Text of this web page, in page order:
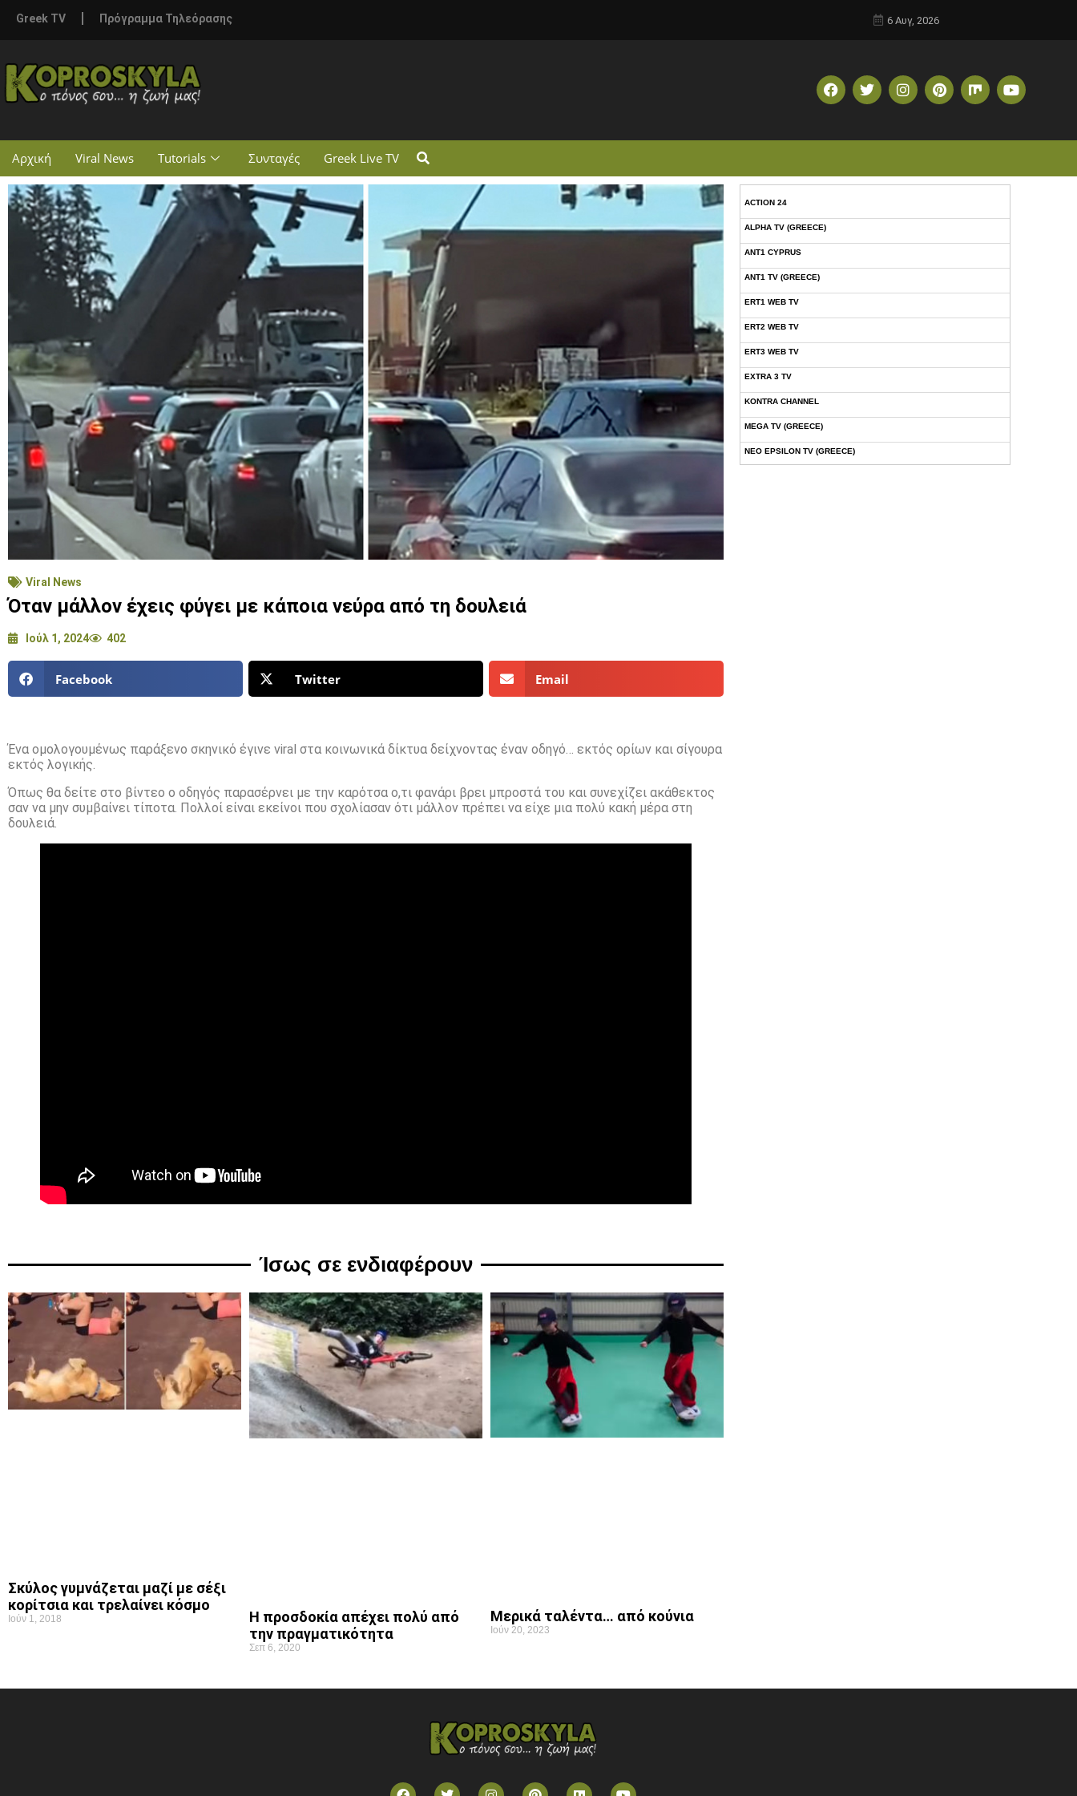
Greek TV Πρόγραμμα Τηλεόρασης 6 Αυγ, 2026
Αρχική Viral News Tutorials Συνταγές Greek Live TV
Viral News
Όταν μάλλον έχεις φύγει με κάποια νεύρα από τη δουλειά
Ιούλ 1, 2024 402
Facebook Twitter Email
Ένα ομολογουμένως παράξενο σκηνικό έγινε viral στα κοινωνικά δίκτυα δείχνοντας έναν οδηγό… εκτός ορίων και σίγουρα
εκτός λογικής.
Όπως θα δείτε στο βίντεο ο οδηγός παρασέρνει με την καρότσα ο,τι φανάρι βρει μπροστά του και συνεχίζει ακάθεκτος
σαν να μην συμβαίνει τίποτα. Πολλοί είναι εκείνοι που σχολίασαν ότι μάλλον πρέπει να είχε μια πολύ κακή μέρα στη
δουλειά.
Ίσως σε ενδιαφέρουν
Σκύλος γυμνάζεται μαζί με σέξι
κορίτσια και τρελαίνει κόσμο
Ιούν 1, 2018
Η προσδοκία απέχει πολύ από
την πραγματικότητα
Σεπ 6, 2020
Μερικά ταλέντα… από κούνια
Ιούν 20, 2023
ACTION 24
ALPHA TV (GREECE)
ANT1 CYPRUS
ANT1 TV (GREECE)
ERT1 WEB TV
ERT2 WEB TV
ERT3 WEB TV
EXTRA 3 TV
KONTRA CHANNEL
MEGA TV (GREECE)
NEO EPSILON TV (GREECE)